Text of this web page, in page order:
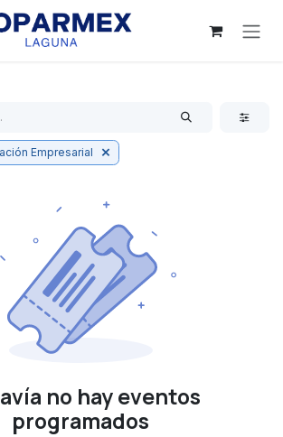
Empresarial
no hay eventos
programados